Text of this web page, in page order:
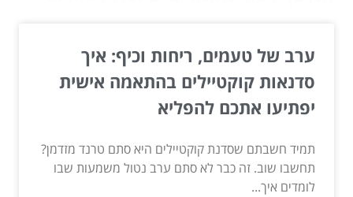
ערב של טעמים, ריחות וכיף: איך
סדנאות קוקטיילים בהתאמה אישית
יפתיעו אתכם להפליא
תמיד חשבתם שסדנת קוקטיילים היא סתם טרנד מזדמן?
תחשבו שוב. זה כבר לא סתם ערב נטול משמעות שבו
לומדים איך...